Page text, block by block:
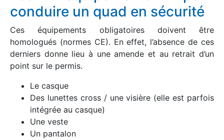
conduire un quad en sécurité
Ces équipements obligatoires doivent être
homologués (normes CE). En effet, l’absence de ces
derniers donne lieu à une amende et au retrait d’un
point sur le permis.
Le casque
Des lunettes cross / une visière (elle est parfois
intégrée au casque)
Une veste
Un pantalon